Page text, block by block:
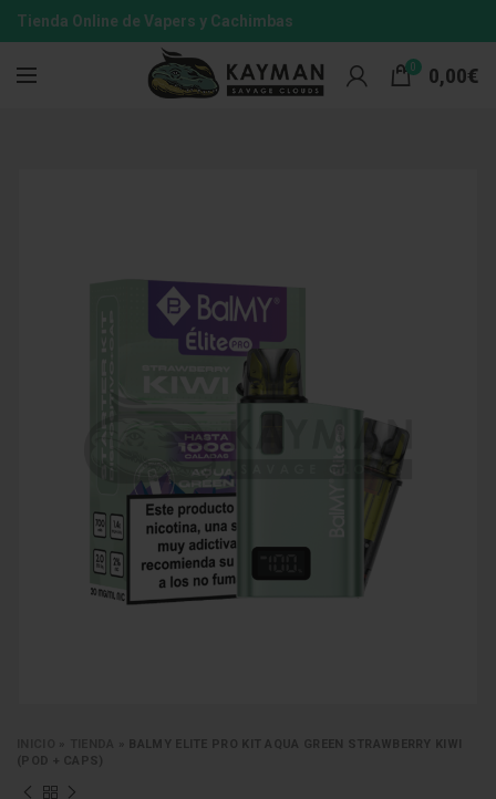
Tienda Online de Vapers y Cachimbas
0 0,00€
BALMY ELITE PRO KIT AQUA GREEN STRAWBERRY KIWI
(POD + CAPS)